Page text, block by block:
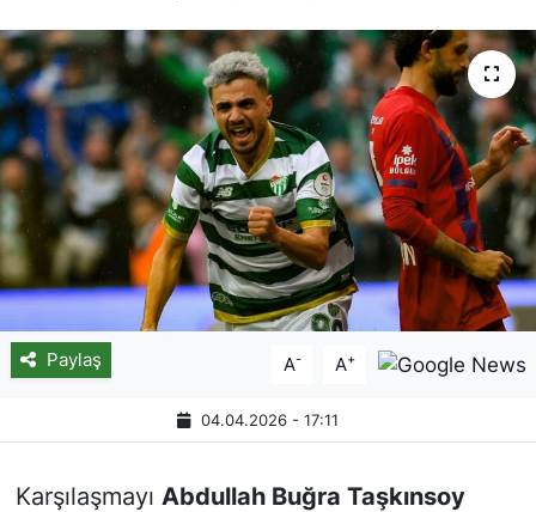
Paylaş A- A+
04.04.2026 - 17:11
Karşılaşmayı Abdullah Buğra Taşkınsoy